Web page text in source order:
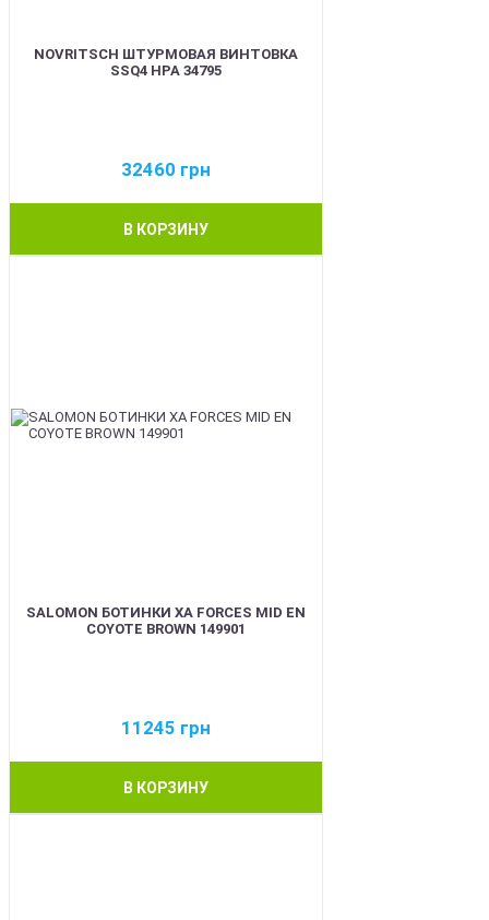
NOVRITSCH ШТУРМОВАЯ ВИНТОВКА
SSQ4 HPA 34795
32460 грн
В КОРЗИНУ
SALOMON БОТИНКИ XA FORCES MID EN
COYOTE BROWN 149901
11245 грн
В КОРЗИНУ